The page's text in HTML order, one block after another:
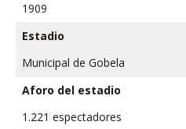
1909
Estadio
Municipal de Gobela
Aforo del estadio
1.221 espectadores